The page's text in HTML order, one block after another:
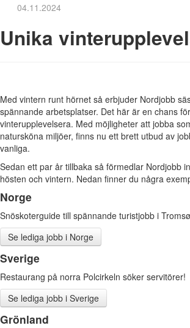
04.11.2024
Unika
Med vintern runt hörnet så erbjuder Nordjobb
spännande arbetsplatser. Det här är en chans
vinterupplevelsera. Med möjligheter att jobba
natursköna miljöer, finns nu ett brett utbud av
vanliga.
Sedan ett par år tillbaka så förmedlar Nordjobb
hösten och vintern. Nedan finner du några
Norge
Snöskoterguide till spännande turistjobb i
Se lediga jobb i Norge
Sverige
Restaurang på norra Polcirkeln söker servitörer!
Se lediga jobb i Sverige
Grönland